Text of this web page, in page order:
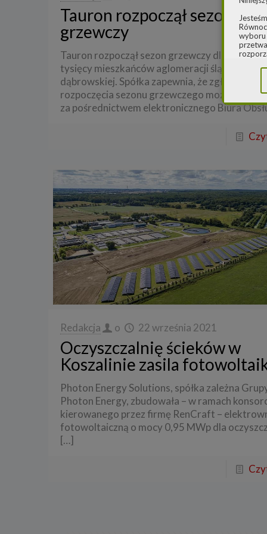
Tauron rozpoczął sezon
grzewczy
Tauron rozpoczął sezon grzewczy dla prawie
tysięcy mieszkańców aglomeracji śląsko-
dąbrowskiej. Spółka zapewnia, że zgłoszenie
rozpoczęcia sezonu grzewczego możliwe jest
za pośrednictwem elektronicznego Biura
Redakcja o 22 września 2021
Oczyszczalnię ścieków w
Koszalinie zasila
Photon Energy Solutions, spółka zależna
Photon Energy, zbudowała – w ramach
kierowanego przez firmę RenCraft –
fotowoltaiczną o mocy 0,95 MWp dla
[…]
wyboru
2.
ul.
danych
W
a) pod
b)
3.
4. Cel
Twoje
a)
swoje
b)
oraz
c)